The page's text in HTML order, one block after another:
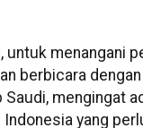
untuk menangani
berbicara
Saudi, mengingat
yang